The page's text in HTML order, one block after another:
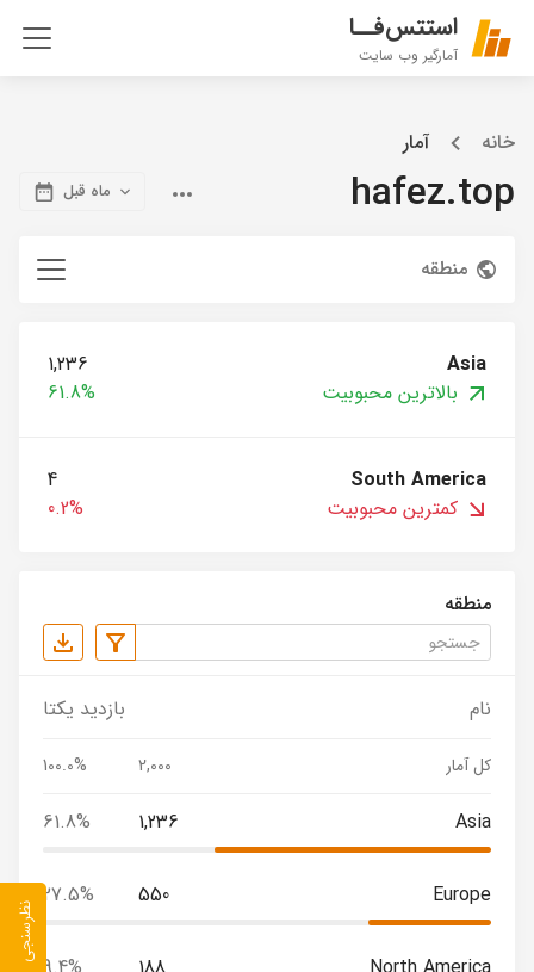
استتس‌فــا
آمارگیر وب سایت
خانه آمار
hafez.top ماه قبل
منطقه
Asia
1,236
بالاترین محبوبیت
61.8%
South America
4
کمترین محبوبیت
0.2%
منطقه
نام بازدید یکتا
کل آمار 2,000
100.0%
Asia
1,236
61.8%
Europe
550
27.5%
نظرسنجی